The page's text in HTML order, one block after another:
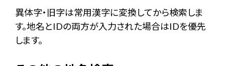
異体字・旧字は常用漢字に変換してから検索しま
す。地名とIDの両方が入力された場合はIDを優先
します。